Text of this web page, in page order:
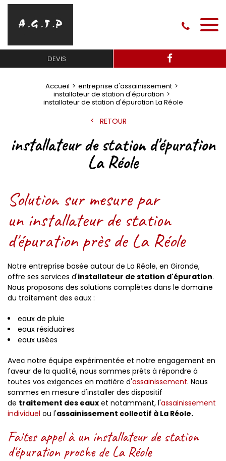
DEVIS
Accueil
entreprise d'assainissement
installateur de station d'épuration
installateur de station d'épuration La Réole
RETOUR
installateur de station d'épuration
La Réole
Solution sur mesure par
un installateur de station
d'épuration près de La Réole
Notre entreprise basée autour de La Réole, en Gironde,
offre ses services d'installateur de station d'épuration.
Nous proposons des solutions complètes dans le domaine
du traitement des eaux :
eaux de pluie
eaux résiduaires
eaux usées
Avec notre équipe expérimentée et notre engagement en
faveur de la qualité, nous sommes prêts à répondre à
toutes vos exigences en matière d'assainissement. Nous
sommes en mesure d'installer des dispositif
de traitement des eaux et notamment, l'assainissement
individuel ou l'assainissement collectif à La Réole.
Faites appel à un installateur de station
d'épuration proche de La Réole